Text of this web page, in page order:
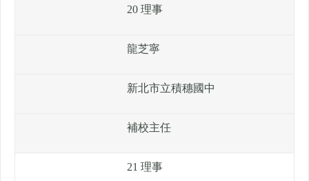
20 理事
龍芝寧
新北市立積穗國中
補校主任
21 理事